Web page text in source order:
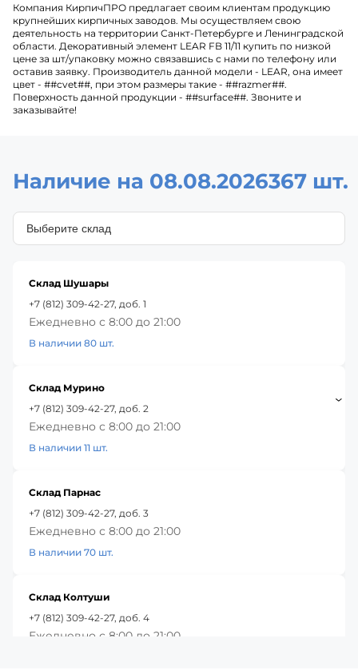
Компания КирпичПРО предлагает своим клиентам продукцию
крупнейших кирпичных заводов. Мы осуществляем свою
деятельность на территории Санкт-Петербурге и Ленинградской
области. Декоративный элемент LEAR FB 11/11 купить по низкой
цене за шт/упаковку можно связавшись с нами по телефону или
оставив заявку. Производитель данной модели - LEAR, она имеет
цвет - ##cvet##, при этом размеры такие - ##razmer##.
Поверхность данной продукции - ##surface##. Звоните и
заказывайте!
Наличие на 08.08.2026367 шт.
Склад Шушары
+7 (812) 309-42-27, доб. 1
Ежедневно с 8:00 до 21:00
В наличии 80 шт.
Склад Мурино
+7 (812) 309-42-27, доб. 2
Ежедневно с 8:00 до 21:00
В наличии 11 шт.
Склад Парнас
+7 (812) 309-42-27, доб. 3
Ежедневно с 8:00 до 21:00
В наличии 70 шт.
Склад Колтуши
+7 (812) 309-42-27, доб. 4
Ежедневно с 8:00 до 21:00